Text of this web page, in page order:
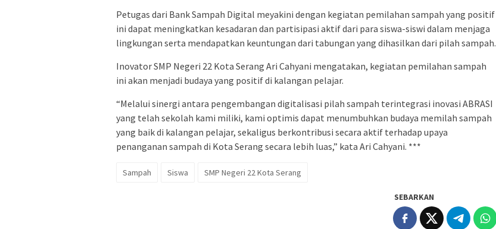
Petugas dari Bank Sampah Digital meyakini dengan kegiatan pemilahan sampah yang positif
ini dapat meningkatkan kesadaran dan partisipasi aktif dari para siswa-siswi dalam menjaga
lingkungan serta mendapatkan keuntungan dari tabungan yang dihasilkan dari pilah sampah.
Inovator SMP Negeri 22 Kota Serang Ari Cahyani mengatakan, kegiatan pemilahan sampah
ini akan menjadi budaya yang positif di kalangan pelajar.
“Melalui sinergi antara pengembangan digitalisasi pilah sampah terintegrasi inovasi ABRASI
yang telah sekolah kami miliki, kami optimis dapat menumbuhkan budaya memilah sampah
yang baik di kalangan pelajar, sekaligus berkontribusi secara aktif terhadap upaya
penanganan sampah di Kota Serang secara lebih luas,” kata Ari Cahyani. ***
Sampah Siswa SMP Negeri 22 Kota Serang
SEBARKAN